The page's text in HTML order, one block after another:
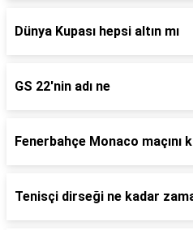
Dünya Kupası hepsi altın mı
GS 22'nin adı ne
Fenerbahçe Monaco maçını
Tenisçi dirseği ne kadar